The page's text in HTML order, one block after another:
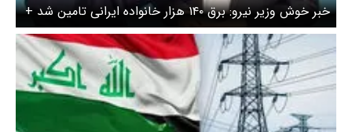
خبر خوش وزیر نیرو: برق ۱۴۰ هزار خانواده ایرانی تامین شد +
ویدیو